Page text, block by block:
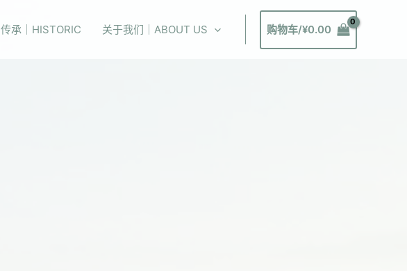
传承｜HISTORIC 关于我们｜ABOUT US 购物车/¥0.00